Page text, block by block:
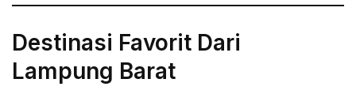
Destinasi Favorit Dari
Lampung Barat